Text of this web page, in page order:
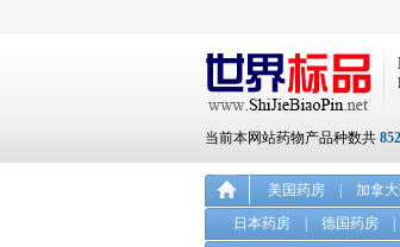
当前本网站药物产品种数共
美国药房 加拿
日本药房
德国药房